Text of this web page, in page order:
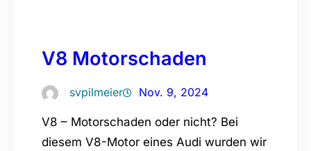
V8 Motorschaden
svpilmeier Nov. 9, 2024
V8 – Motorschaden oder nicht? Bei
diesem V8-Motor eines Audi wurden wir